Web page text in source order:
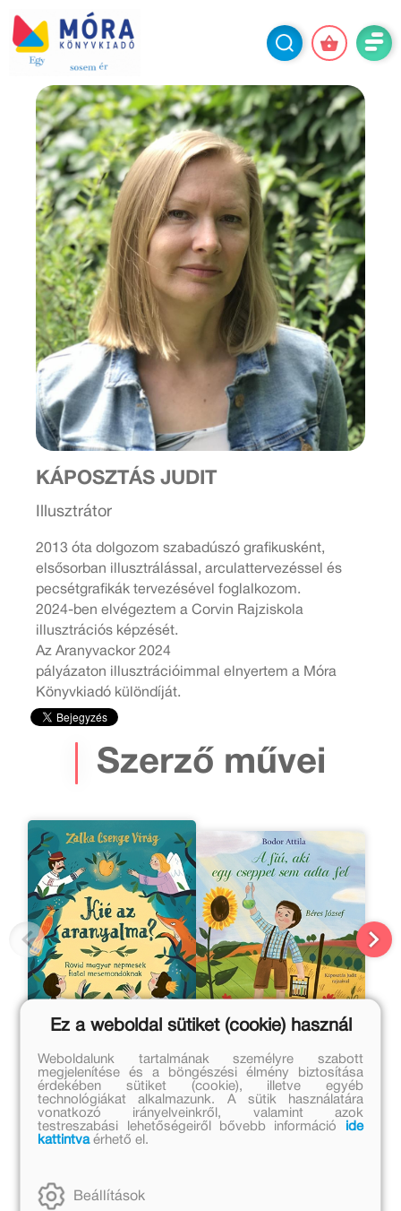
KÁPOSZTÁS JUDIT
Illusztrátor
2013 óta dolgozom szabadúszó grafikusként,
elsősorban illusztrálással, arculattervezéssel és
pecsétgrafikák tervezésével foglalkozom.
2024-ben elvégeztem a Corvin Rajziskola
illusztrációs képzését.
Az Aranyvackor 2024
pályázaton illusztrációimmal elnyertem a Móra
Könyvkiadó különdíját.
Szerző művei
Kié az aranyalma?
Zalka Csenge Virág Dr.
Eredeti ár:
5 399 Ft
A fiú, aki egy cseppet
sem adta fel – Béres
József
Bodor Attila
Eredeti ár:
Ez a weboldal sütiket (cookie) használ
Weboldalunk tartalmának személyre szabott
megjelenítése és a böngészési élmény biztosítása
érdekében sütiket (cookie), illetve egyéb
technológiákat alkalmazunk. A sütik használatára
vonatkozó irányelveinkről, valamint azok
testreszabási lehetőségeiről bővebb információ
ide
kattintvaérhető el.
Beállítások